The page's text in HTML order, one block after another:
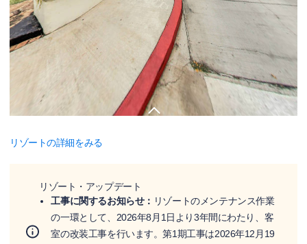
リゾートの詳細をみる
リゾート・アップデート
工事に関するお知らせ： リゾートのメンテナンス作業
の一環として、2026年8月1日より3年間にわたり、客
室の改装工事を行います。第1期工事は2026年12月19